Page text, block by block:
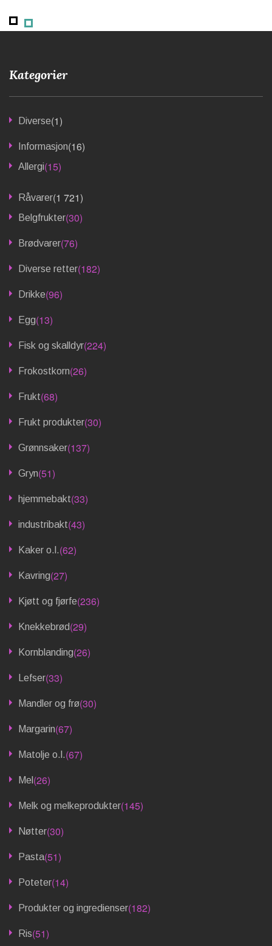
Kategorier
Diverse(1)
Informasjon(16)
Allergi(15)
Råvarer(1 721)
Belgfrukter(30)
Brødvarer(76)
Diverse retter(182)
Drikke(96)
Egg(13)
Fisk og skalldyr(224)
Frokostkorn(26)
Frukt(68)
Frukt produkter(30)
Grønnsaker(137)
Gryn(51)
hjemmebakt(33)
industribakt(43)
Kaker o.l.(62)
Kavring(27)
Kjøtt og fjørfe(236)
Knekkebrød(29)
Kornblanding(26)
Lefser(33)
Mandler og frø(30)
Margarin(67)
Matolje o.l.(67)
Mel (26)
Melk og melkeprodukter(145)
Nøtter(30)
Pasta(51)
Poteter(14)
Produkter og ingredienser(182)
Ris(51)